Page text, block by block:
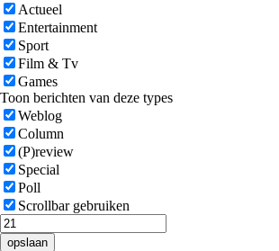
Actueel
Entertainment
Sport
Film & Tv
Games
Toon berichten van deze types
Weblog
Column
(P)review
Special
Poll
Scrollbar gebruiken
opslaan